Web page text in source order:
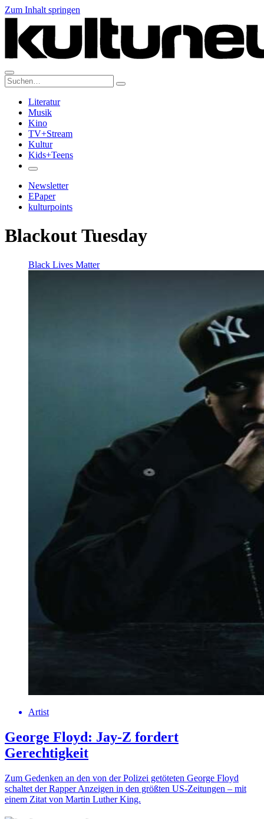
Zum Inhalt springen
Suche:
Literatur
Musik
Kino
TV+Stream
Kultur
Kids+Teens
Newsletter
EPaper
kulturpoints
Blackout Tuesday
Black Lives Matter
Artist
George Floyd: Jay-Z fordert
Gerechtigkeit
Zum Gedenken an den von der Polizei getöteten George Floyd
schaltet der Rapper Anzeigen in den größten US-Zeitungen – mit
einem Zitat von Martin Luther King.